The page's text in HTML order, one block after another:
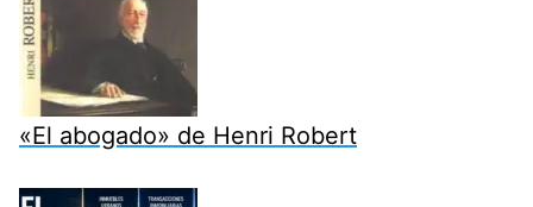
«El abogado» de Henri Robert